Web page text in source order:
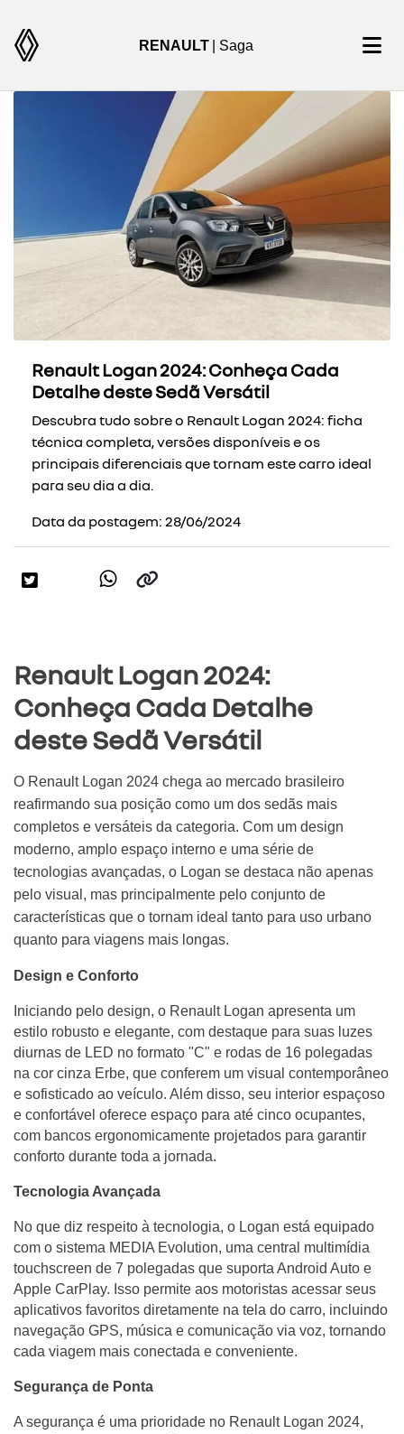
RENAULT | Saga
Renault Logan 2024: Conheça Cada
Detalhe deste Sedã Versátil
Descubra tudo sobre o Renault Logan 2024: ficha
técnica completa, versões disponíveis e os
principais diferenciais que tornam este carro ideal
para seu dia a dia.
Data da postagem: 28/06/2024
Renault Logan 2024:
Conheça Cada Detalhe
deste Sedã Versátil
O Renault Logan 2024 chega ao mercado brasileiro
reafirmando sua posição como um dos sedãs mais
completos e versáteis da categoria. Com um design
moderno, amplo espaço interno e uma série de
tecnologias avançadas, o Logan se destaca não apenas
pelo visual, mas principalmente pelo conjunto de
características que o tornam ideal tanto para uso urbano
quanto para viagens mais longas.
Design e Conforto
Iniciando pelo design, o Renault Logan apresenta um
estilo robusto e elegante, com destaque para suas luzes
diurnas de LED no formato "C" e rodas de 16 polegadas
na cor cinza Erbe, que conferem um visual contemporâneo
e sofisticado ao veículo. Além disso, seu interior espaçoso
e confortável oferece espaço para até cinco ocupantes,
com bancos ergonomicamente projetados para garantir
conforto durante toda a jornada.
Tecnologia Avançada
No que diz respeito à tecnologia, o Logan está equipado
com o sistema MEDIA Evolution, uma central multimídia
touchscreen de 7 polegadas que suporta Android Auto e
Apple CarPlay. Isso permite aos motoristas acessar seus
aplicativos favoritos diretamente na tela do carro, incluindo
navegação GPS, música e comunicação via voz, tornando
cada viagem mais conectada e conveniente.
Segurança de Ponta
A segurança é uma prioridade no Renault Logan 2024,